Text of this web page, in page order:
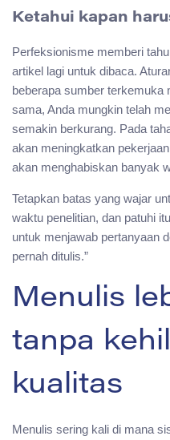
Ketahui kapan
Perfeksionisme memberi
artikel lagi untuk dibaca.
beberapa sumber terkemuka
sama, Anda mungkin telah
semakin berkurang. Pada
akan meningkatkan
akan menghabiskan banyak
Tetapkan batas yang wajar
waktu penelitian, dan patuhi
untuk menjawab pertanyaan
pernah ditulis.”
Menulis
tanpa
kualitas
Menulis sering kali di mana